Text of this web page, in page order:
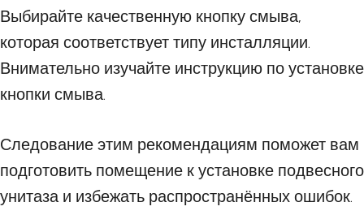
Выбирайте качественную кнопку смыва,
которая соответствует типу инсталляции.
Внимательно изучайте инструкцию по установке
кнопки смыва.
Следование этим рекомендациям поможет вам
подготовить помещение к установке подвесного
унитаза и избежать распространённых ошибок.